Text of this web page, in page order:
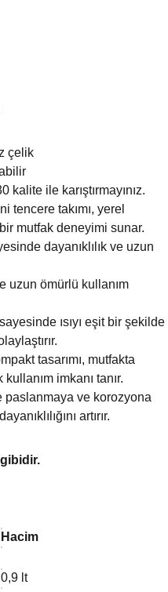
çelik
kalite ile karıştırmayınız.
tencere takımı, yerel
mutfak deneyimi sunar.
dayanıklılık ve uzun
uzun ömürlü kullanım
ısıyı eşit bir şekilde
tasarımı, mutfakta
imkanı tanır.
ve korozyona
artırır.
Hacim
0,9 lt